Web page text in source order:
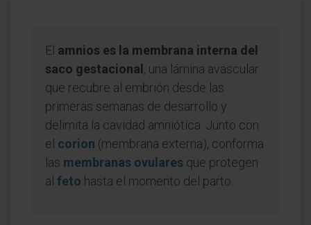
El amnios es la membrana interna del
saco gestacional , una lámina avascular
que recubre al embrión desde las
primeras semanas de desarrollo y
delimita la cavidad amniótica. Junto con
el corion (membrana externa), conforma
las membranas ovulares que protegen
al feto hasta el momento del parto.